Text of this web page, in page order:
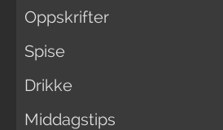
Oppskrifter
Spise
Drikke
Middagstips